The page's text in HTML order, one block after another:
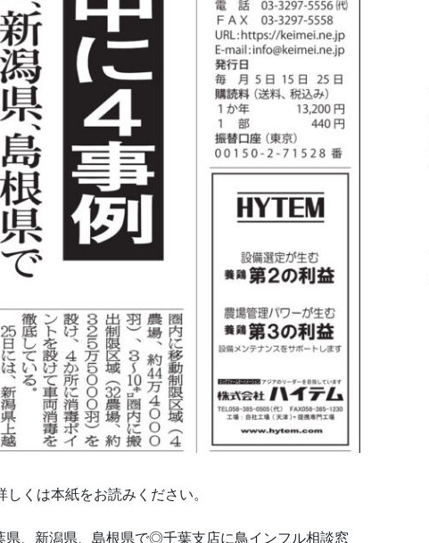
くは本紙をお読みください。
、新潟県、島根県で◎千葉支店に鳥インフル相談窓